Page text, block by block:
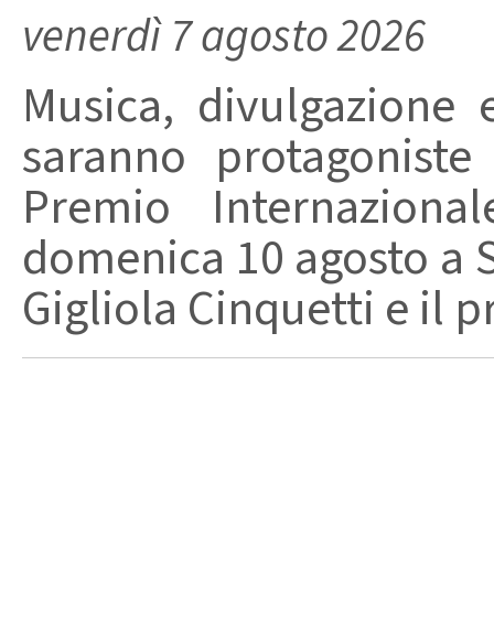
venerdì 7 agosto 2026
Musica,
saranno
Premio
domenica 10 agosto
Gigliola Cinquetti e il